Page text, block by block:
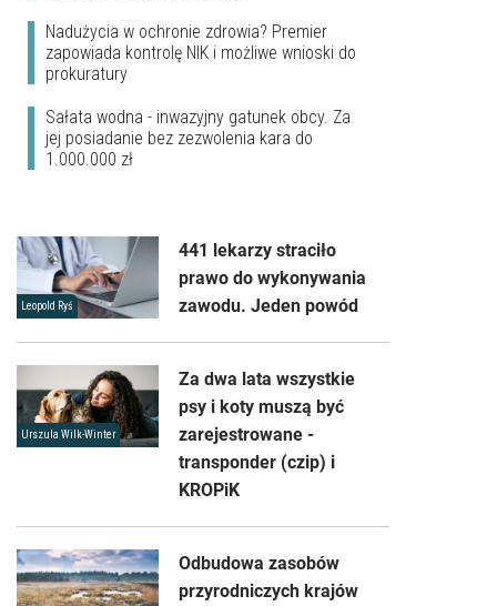
Nadużycia w ochronie zdrowia? Premier
zapowiada kontrolę NIK i możliwe wnioski do
prokuratury
Sałata wodna - inwazyjny gatunek obcy. Za
jej posiadanie bez zezwolenia kara do
1.000.000 zł
Leopold Ryś
441 lekarzy straciło
prawo do wykonywania
zawodu. Jeden powód
Urszula Wilk-Winter
Za dwa lata wszystkie
psy i koty muszą być
zarejestrowane -
transponder (czip) i
KROPiK
Odbudowa zasobów
przyrodniczych krajów